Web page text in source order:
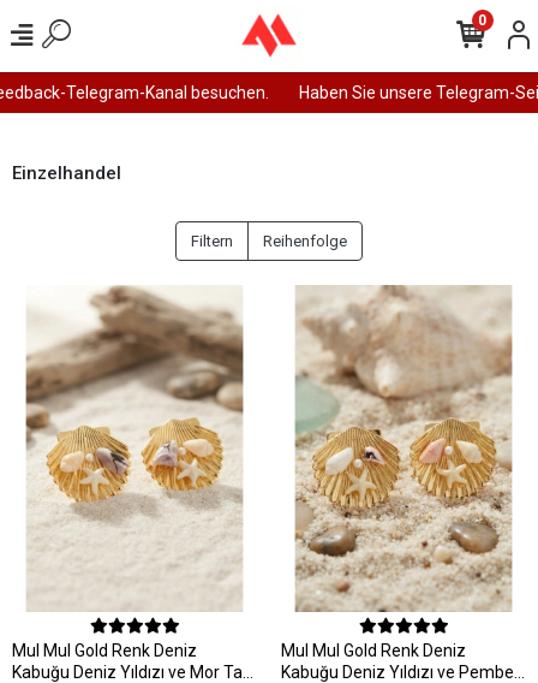
Telegram-Kanal besuchen. Haben Sie unsere Telegram-Seite
0
Einzelhandel
Filtern Reihenfolge
MuI MuI Gold Renk Deniz
Kabuğu Deniz Yıldızı ve Mor Taş
MuI MuI Gold Renk Deniz
Kabuğu Deniz Yıldızı ve Pembe